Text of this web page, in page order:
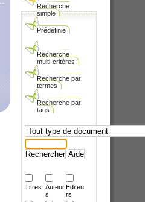
Recherche
simple
Prédéfinie
Recherche
multi-critères
Recherche par
termes
Recherche par
tags
Sélectionner un type de document
Recherche
Titres Auteur
s
Editeu
rs